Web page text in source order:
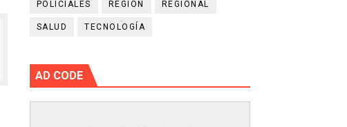
POLICIALES REGIÓN REGIONAL
SALUD TECNOLOGÍA
AD CODE